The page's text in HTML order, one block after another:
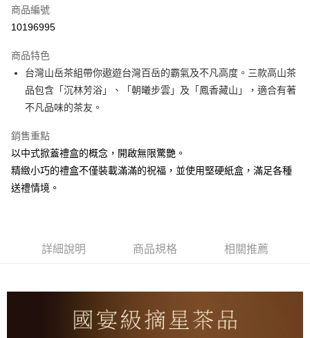
Apple Pay
運送方式
付款後全家取貨
每筆NT$65，滿NT$700(含以上)免運費
常溫宅配
每筆NT$360，滿NT$4,000(含以上)免運費
商品編號
10196995
商品特色
台灣山岳茶組帶你遨遊台灣百岳的霸氣及不凡高度。三款高山茶
品包含「沉林芳浴」、「朝曦步雲」及「鳳香藏山」，適合有著
不凡品味的茶友。
銷售重點
以中式掀蓋禮盒的概念，開啟無限驚艷。
精緻小巧的禮盒不僅裝載滿滿的祝福，並使用堅硬紙盒，滿足各種
送禮情境。
詳細說明 商品規格 相關推薦